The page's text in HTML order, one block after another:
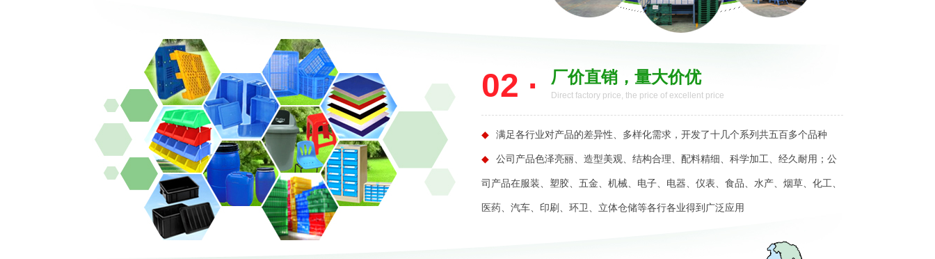
02 · 厂价直销，量大价优
Direct factory price, the price of excellent price
◆ 满足各行业对产品的差异性、多样化需求，开发了十几个系列共五百多个品种
◆ 公司产品色泽亮丽、造型美观、结构合理、配料精细、科学加工、经久耐用；公
司产品在服装、塑胶、五金、机械、电子、电器、仪表、食品、水产、烟草、化工、
医药、汽车、印刷、环卫、立体仓储等各行各业得到广泛应用